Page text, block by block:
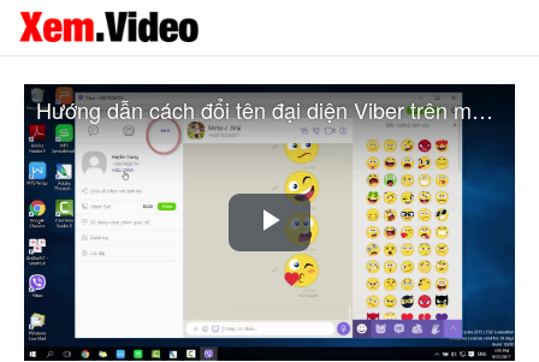
Play
Video
Hướng dẫn cách đổi tên đại diện Viber trên máy tính